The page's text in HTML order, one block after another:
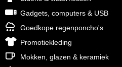
Gadgets, computers & USB
Goedkope regenponcho's
Promotiekleding
Mokken, glazen & keramiek